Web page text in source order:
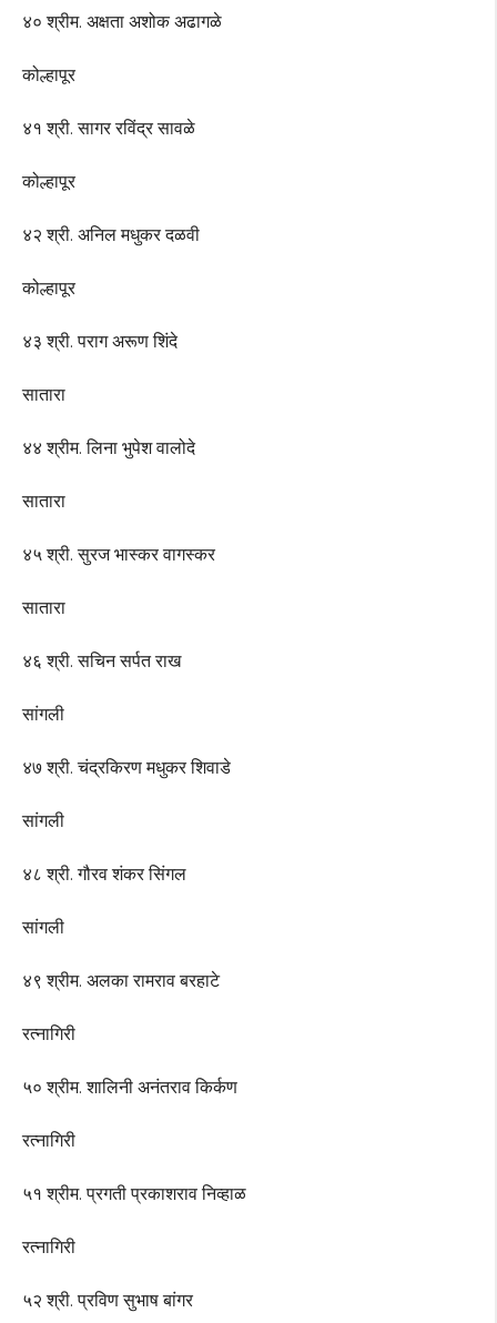
४० श्रीम. अक्षता अशोक अढागळे
कोल्हापूर
४१ श्री. सागर रविंद्र सावळे
कोल्हापूर
४२ श्री. अनिल मधुकर दळवी
कोल्हापूर
४३ श्री. पराग अरूण शिंदे
सातारा
४४ श्रीम. लिना भुपेश वालोदे
सातारा
४५ श्री. सुरज भास्कर वागस्कर
सातारा
४६ श्री. सचिन सर्पत राख
सांगली
४७ श्री. चंद्रकिरण मधुकर शिवाडे
सांगली
४८ श्री. गौरव शंकर सिंगल
सांगली
४९ श्रीम. अलका रामराव बरहाटे
रत्नागिरी
५० श्रीम. शालिनी अनंतराव किर्कण
रत्नागिरी
५१ श्रीम. प्रगती प्रकाशराव निव्हाळ
रत्नागिरी
५२ श्री. प्रविण सुभाष बांगर